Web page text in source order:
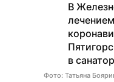
В
в
Фото: Татьяна